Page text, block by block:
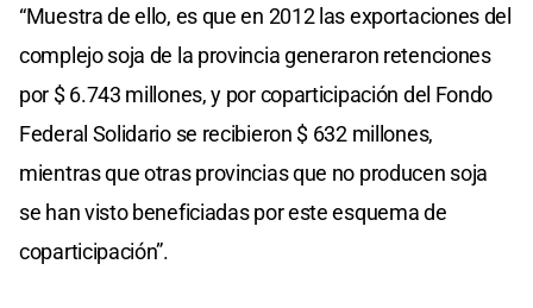
“Muestra de ello, es que en 2012 las exportaciones del
complejo soja de la provincia generaron retenciones
por $ 6.743 millones, y por coparticipación del Fondo
Federal Solidario se recibieron $ 632 millones,
mientras que otras provincias que no producen soja
se han visto beneficiadas por este esquema de
coparticipación”.